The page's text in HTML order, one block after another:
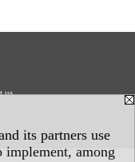
its partners use
implement, among
us